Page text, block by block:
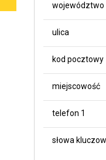
województwo
ulica
kod pocztowy
miejscowość
telefon 1
słowa